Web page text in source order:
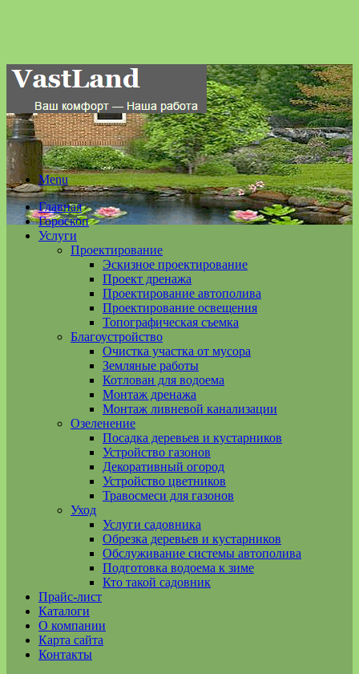
Menu
Главная
Гороскоп
Услуги
Проектирование
Эскизное проектирование
Проект дренажа
Проектирование автополива
Проектирование освещения
Топографическая съемка
Благоустройство
Очистка участка от мусора
Земляные работы
Котлован для водоема
Монтаж дренажа
Монтаж ливневой канализации
Озеленение
Посадка деревьев и кустарников
Устройство газонов
Декоративный огород
Устройство цветников
Травосмеси для газонов
Уход
Услуги садовника
Обрезка деревьев и кустарников
Обслуживание системы автополива
Подготовка водоема к зиме
Кто такой садовник
Прайс-лист
Каталоги
О компании
Карта сайта
Контакты